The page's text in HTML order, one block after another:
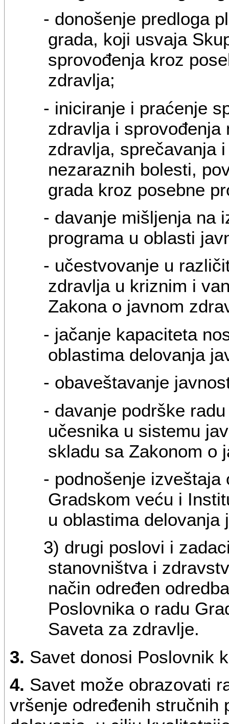
- donošenje predloga
grada, koji usvaja
sprovođenja kroz
zdravlja;
- iniciranje i praćenje
zdravlja i sprovođenja
zdravlja, sprečavanja
nezaraznih bolesti,
grada kroz posebne
- davanje mišljenja na
programa u oblasti
- učestvovanje u
zdravlja u kriznim i
Zakona o javnom
- jačanje kapaciteta
oblastima delovanja
- obaveštavanje
- davanje podrške
učesnika u sistemu
skladu sa Zakonom o
- podnošenje izveštaja
Gradskom veću i
u oblastima delovanja
3) drugi poslovi i
stanovništva i
način određen
Poslovnika o radu
Saveta za zdravlje.
3. Savet donosi Poslovnik
4. Savet može obrazovati
vršenje određenih stručnih